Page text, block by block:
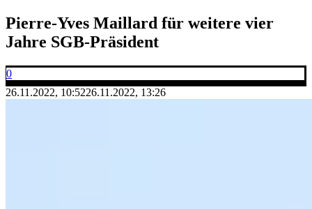
Pierre-Yves Maillard für weitere vier
Jahre SGB-Präsident
0
26.11.2022, 10:5226.11.2022, 13:26